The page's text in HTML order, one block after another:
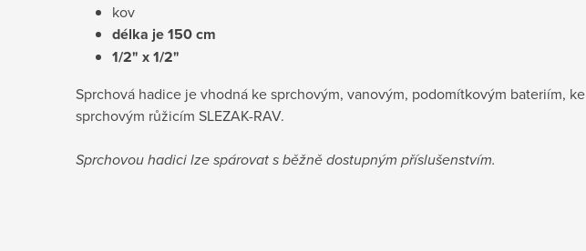
kov
délka je 150 cm
1/2" x 1/2"
Sprchová hadice je vhodná kesprchovým, vanovým, podomítkovým bateriím, ke
sprchovým růžicím SLEZAK-RAV.
Sprchovou hadici lze spárovat s běžně dostupným příslušenstvím.